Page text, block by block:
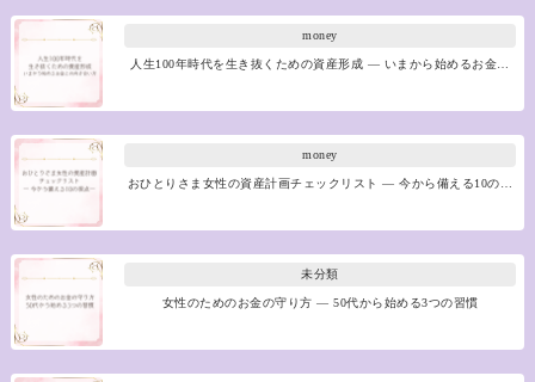
money
人生100年時代を生き抜くための資産形成 ― いまから始めるお金…
money
おひとりさま女性の資産計画チェックリスト ― 今から備える10の…
未分類
女性のためのお金の守り方 ― 50代から始める3つの習慣